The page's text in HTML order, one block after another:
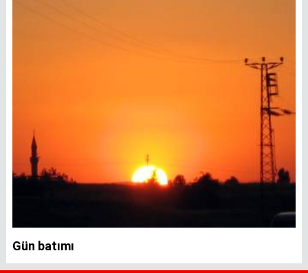
Gün batımı